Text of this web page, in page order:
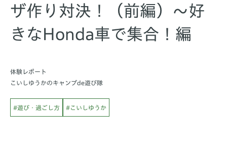
ザ作り対決！（前編）〜好
きなHonda車で集合！編
体験レポート
こいしゆうかのキャンプde遊び隊
#遊び・過ごし方 #こいしゆうか